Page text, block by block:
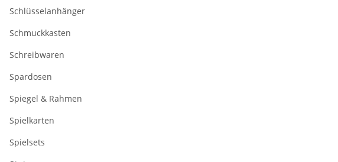
Schlüsselanhänger
Schmuckkasten
Schreibwaren
Spardosen
Spiegel & Rahmen
Spielkarten
Spielsets